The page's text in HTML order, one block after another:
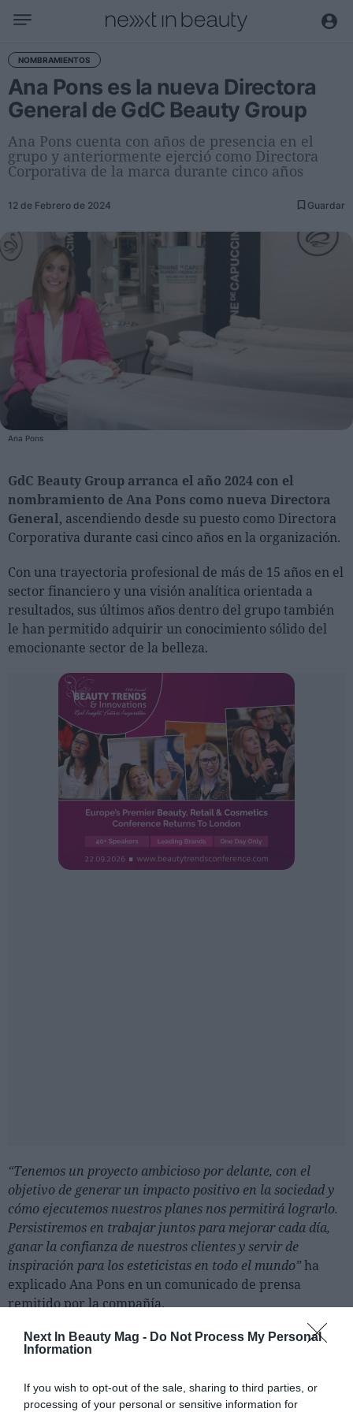
Next In Beauty Mag - Do Not Process My Personal
Information
If you wish to opt-out of the sale, sharing to third parties, or
processing of your personal or sensitive information for
Negocio
Editorial
Actualidad
Nombramientos
Entrevistas a directivos
Internacional
Innovación
Ciencia y tecnología
Digitalización
Sostenibilidad
Personas
Moda y Lujo
Cosmética
Proveedores
Estética
Perfumería
Salud
Moda
Lujo
Agenda de actividades
Ferias sectoriales
Formaciones destacadas
Registrarse
INICIAR SESIÓN
NOMBRAMIENTOS
Ana Pons es la nueva Directora
General de GdC Beauty Group
Ana Pons cuenta con años de presencia en el
grupo y anteriormente ejerció como Directora
Corporativa de la marca durante cinco años
12 de Febrero de 2024 Guardar
Ana Pons
GdC Beauty Group arranca el año 2024 con el
nombramiento de Ana Pons como nueva Directora
General, ascendiendo desde su puesto como Directora
Corporativa durante casi cinco años en la organización.
Con una trayectoria profesional de más de 15 años en el
sector financiero y una visión analítica orientada a
resultados, sus últimos años dentro del grupo también
le han permitido adquirir un conocimiento sólido del
emocionante sector de la belleza.
“Tenemos un proyecto ambicioso por delante, con el
objetivo de generar un impacto positivo en la sociedad y
cómo ejecutemos nuestros planes nos permitirá lograrlo.
Persistiremos en trabajar juntos para mejorar cada día,
ganar la confianza de nuestros clientes y servir de
inspiración para los esteticistas en todo el mundo”ha
explicado Ana Pons en un comunicado de prensa
remitido por la compañía.
Germaine de Capuccini, la marca número uno de
cosméticos profesionales en España y en varios
GdC Beauty Group. Tiene una sólida presencia